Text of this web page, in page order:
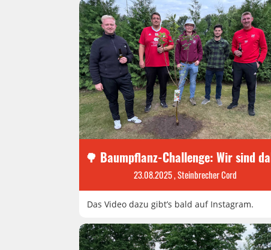
🌳 Baumpflanz-Challenge: Wir sind
23.08.2025, Steinbrecher Cord
Das Video dazu gibt’s bald auf Instagram.